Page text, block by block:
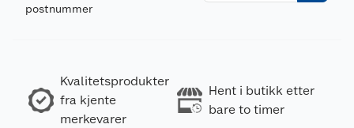
postnummer
Kvalitetsprodukter
fra kjente
merkevarer
Hent i butikk etter
bare to timer